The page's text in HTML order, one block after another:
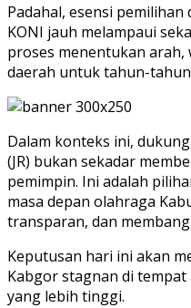
Padahal, esensi
KONI jauh melampaui
proses menentukan arah,
daerah untuk tahun-
Dalam konteks ini,
(JR) bukan sekadar
pemimpin. Ini adalah
masa depan olahraga
transparan, dan
Keputusan hari ini akan
Kabgor stagnan di
yang lebih tinggi.